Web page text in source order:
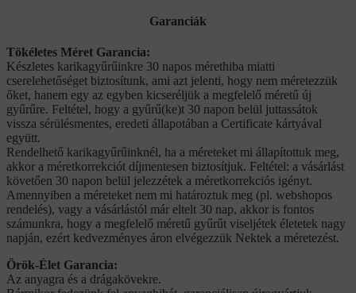
Garanciák
Tökéletes Méret Garancia:
Készletes karikagyűrűinkre 30 napos mérethiba miatti
cserelehetőséget biztosítunk, ami azt jelenti, hogy nem méretezzük
őket, hanem egy az egyben kicseréljük a megfelelő méretű új
gyűrűre. Feltétel, hogy a gyűrű(ke)t 30 napon belül juttassátok
vissza sérülésmentes, eredeti állapotában a Certificate kártyával
együtt.
Rendelhető karikagyűrűinknél, ha a méreteket mi állapítottuk meg,
akkor a méretkorrekciót díjmentesen biztosítjuk. Feltétel: a vásárlást
követően 30 napon belül jelezzétek a méretkorrekciós igényt.
Amennyiben a méreteket nem mi határoztuk meg (pl. webshopos
rendelés), vagy a vásárlástól már eltelt 30 nap, akkor is fontos
számunkra, hogy a megfelelő méretű gyűrűt viseljétek életetek nagy
napján, ezért kedvezményes áron elvégezzük Nektek a méretezést.
Örök-Élet Garancia:
Az anyagra és a drágakövekre.